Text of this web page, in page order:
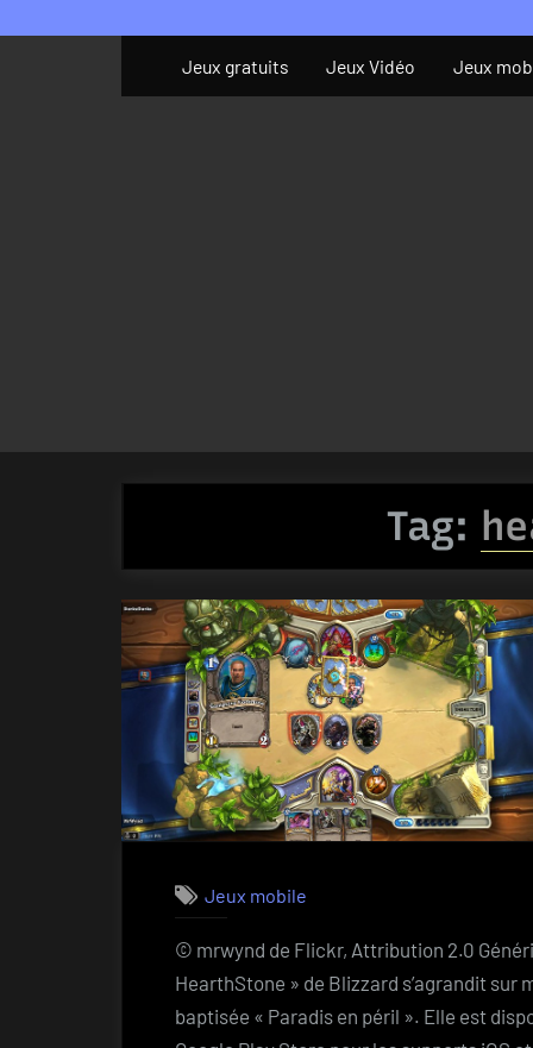
Jeux gratuits Jeux Vidéo Jeux
Tag:
Jeux mobile
© mrwynd de Flickr, Attribution 2.0
HearthStone » de Blizzard s’agrandit sur
baptisée « Paradis en péril ». Elle est